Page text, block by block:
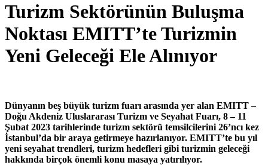
Turizm Sektörünün Buluşma
Noktası EMITT’te Turizmin
Yeni Geleceği Ele Alınıyor
Dünyanın beş büyük turizm fuarı arasında yer alan EMITT –
Doğu Akdeniz Uluslararası Turizm ve Seyahat Fuarı, 8 – 11
Şubat 2023 tarihlerinde turizm sektörü temsilcilerini 26’ncı kez
İstanbul’da bir araya getirmeye hazırlanıyor. EMITT’te bu yıl
yeni seyahat trendleri, turizm hedefleri gibi turizmin geleceği
hakkında birçok önemli konu masaya yatırılıyor.